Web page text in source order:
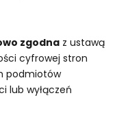
zgodna z ustawą
cyfrowej stron
podmiotów
lub wyłączeń